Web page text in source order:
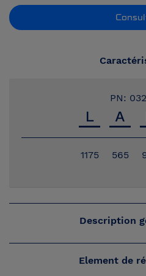
PN:
1175 565
Description
Element de